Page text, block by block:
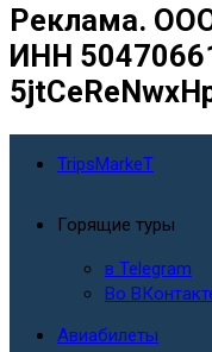
Реклама.
ИНН
TripsMarkeT
Горящие туры
в Telegram
Во
Авиабилеты